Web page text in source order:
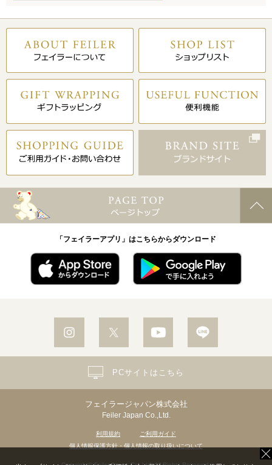
「フェイラーアプリ」はこちらからダウンロード
フェイラージャパン株式会社
Feiler Japan Co.,Ltd.
利用規約
ご利用ガイド
個人情報保護方針・個人情報の取り扱いについて
PCサイトはこちら